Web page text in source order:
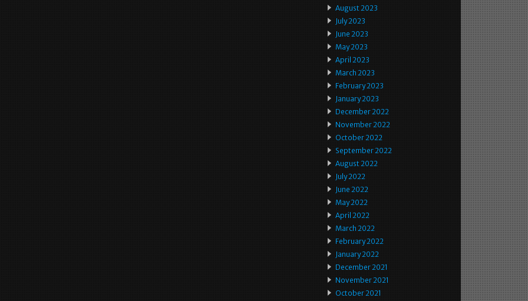
August 2023
July 2023
June 2023
May 2023
April 2023
March 2023
February 2023
January 2023
December 2022
November 2022
October 2022
September 2022
August 2022
July 2022
June 2022
May 2022
April 2022
March 2022
February 2022
January 2022
December 2021
November 2021
October 2021